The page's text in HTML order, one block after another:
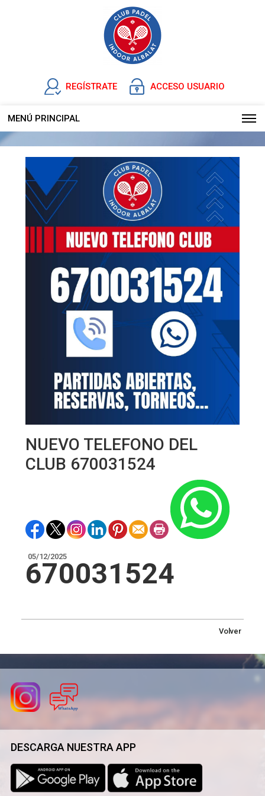
REGÍSTRATE ACCESO USUARIO
MENÚ PRINCIPAL
NUEVO TELEFONO DEL
CLUB 670031524
05/12/2025
670031524
Volver
DESCARGA NUESTRA APP